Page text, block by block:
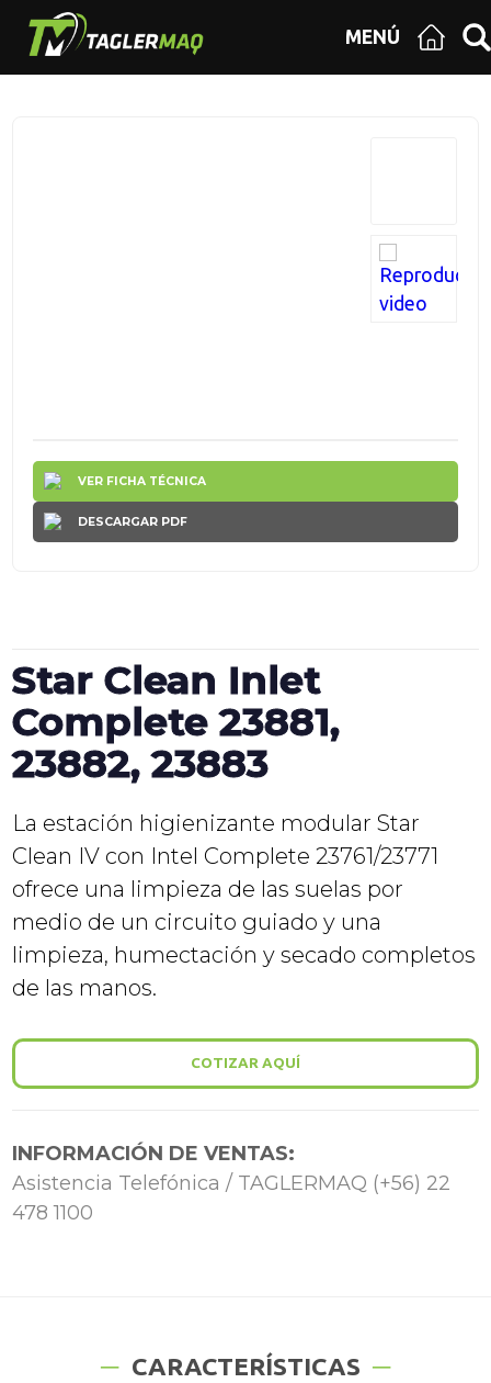
MENÚ
VER FICHA TÉCNICA
DESCARGAR PDF
Star Clean Inlet
Complete 23881,
23882, 23883
La estación higienizante modular Star
Clean IV con Intel Complete 23761/23771
ofrece una limpieza de las suelas por
medio de un circuito guiado y una
limpieza, humectación y secado completos
de las manos.
COTIZAR AQUÍ
INFORMACIÓN DE VENTAS:
Asistencia Telefónica / TAGLERMAQ (+56) 22
478 1100
CARACTERÍSTICAS